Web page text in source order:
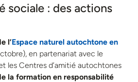
sociale : des actions
l’Espace naturel autochtone en
en partenariat avec le
les Centres d’amitié autochtones
la formation en responsabilité